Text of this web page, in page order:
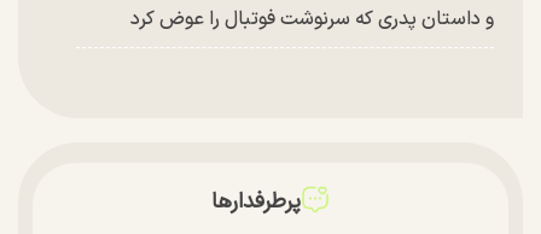
و داستان پدری که سرنوشت فوتبال را عوض کرد
پرطرفدارها